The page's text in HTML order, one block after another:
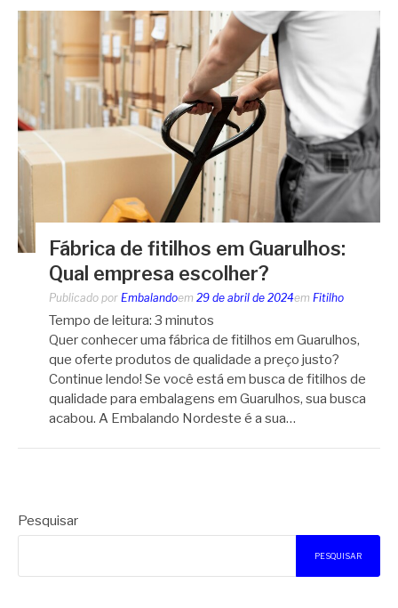
Fábrica de fitilhos em Guarulhos:
Qual empresa escolher?
Publicado por Embalandoem 29 de abril de 2024em Fitilho
Tempo de leitura: 3 minutos
Quer conhecer uma fábrica de fitilhos em Guarulhos,
que oferte produtos de qualidade a preço justo?
Continue lendo! Se você está em busca de fitilhos de
qualidade para embalagens em Guarulhos, sua busca
acabou. A Embalando Nordeste é a sua…
Pesquisar
PESQUISAR